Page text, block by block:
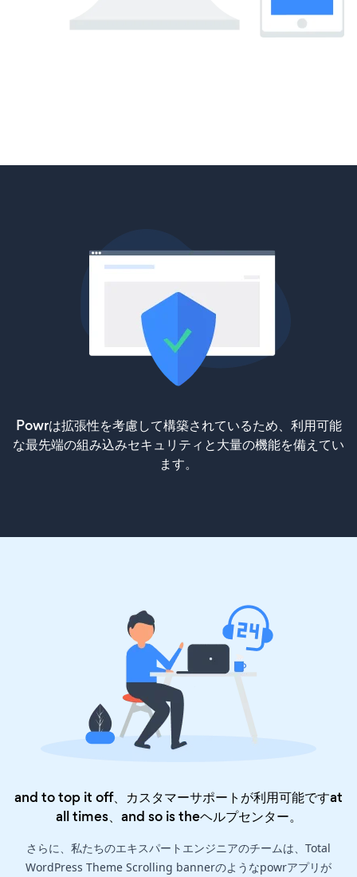
Powrは拡張性を考慮して構築されているため、利用可能
な最先端の組み込みセキュリティと大量の機能を備えてい
ます。
and to top it off、カスタマーサポートが利用可能ですat
all times、and so is theヘルプセンター。
さらに、私たちのエキスパートエンジニアのチームは、Total
WordPress Theme Scrolling bannerのようなpowrアプリが